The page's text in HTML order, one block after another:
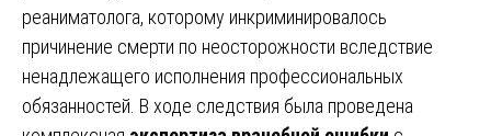
реаниматолога, которому инкриминировалось
причинение смерти по неосторожности вследствие
ненадлежащего исполнения профессиональных
обязанностей. В ходе следствия была проведена